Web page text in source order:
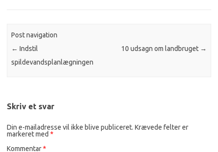
Post navigation
← Indstil
spildevandsplanlægningen
10 udsagn om landbruget →
Skriv et svar
Din e-mailadresse vil ikke blive publiceret. Krævede felter er
markeret med *
Kommentar*